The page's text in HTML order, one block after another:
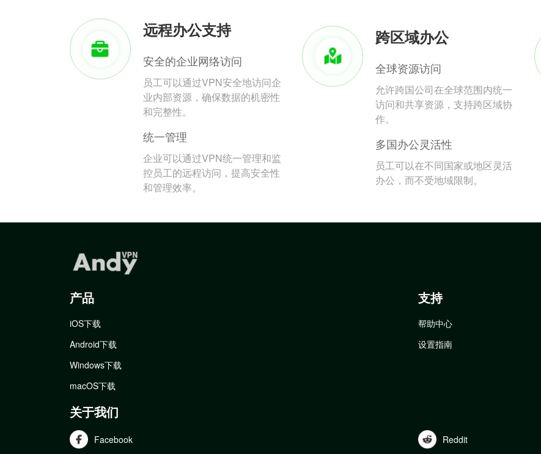
远程办公支持
安全的企业网络访问
员工可以通过VPN安全地访问企
业内部资源，确保数据的机密性
和完整性。
统一管理
企业可以通过VPN统一管理和监
控员工的远程访问，提高安全性
和管理效率。
跨区域办公
全球资源访问
允许跨国公司在全球范围内统一
访问和共享资源，支持跨区域协
作。
多国办公灵活性
员工可以在不同国家或地区灵活
办公，而不受地域限制。
产品
iOS下载
Android下载
Windows下载
macOS下载
支持
帮助中心
设置指南
关于我们
Facebook Reddit